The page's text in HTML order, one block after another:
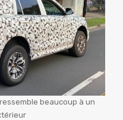
beaucoup à un